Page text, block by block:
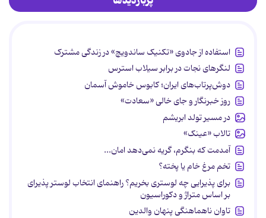
استفاده از جادوی «تکنیک ساندویچ» در زندگی مشترک
لنگرهای نجات در برابر سیلاب استرس
دوش‌پرتاب‌های ایران؛ کابوس خاموش آسمان
روز خبرنگار و جای خالی «سعادت»
در مسیر تولد ابریشم
تالاب «عینک»
آمدمت که بنگرم، گریه نمی‌دهد امان...
تخم مرغ خام یا پخته؟
برای پذیرایی چه لوستری بخریم؟ راهنمای انتخاب لوستر پذیرای
بر اساس متراژ و دکوراسیون
تاوان ناهماهنگی پنهان والدین